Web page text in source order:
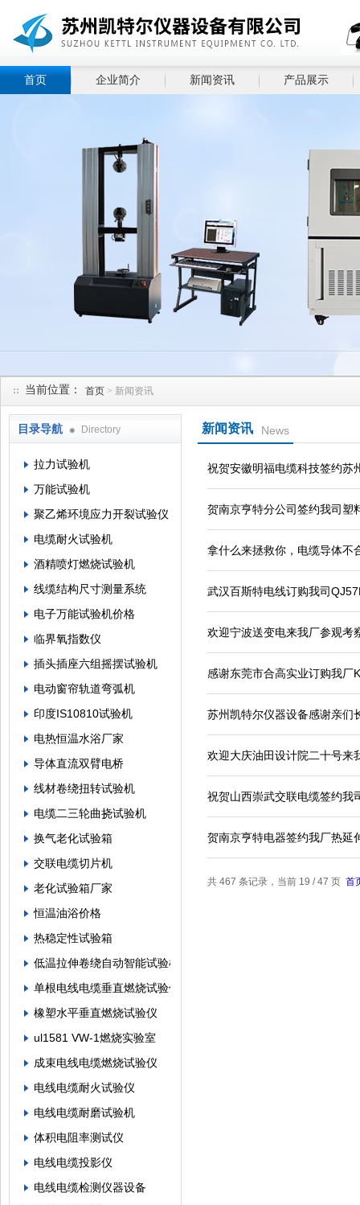
首页 企业简介 新闻资讯 产品展示
当前位置： 首页 > 新闻资讯
目录导航 Directory
拉力试验机
万能试验机
聚乙烯环境应力开裂试验仪
电缆耐火试验机
酒精喷灯燃烧试验机
线缆结构尺寸测量系统
电子万能试验机价格
临界氧指数仪
插头插座六组摇摆试验机
电动窗帘轨道弯弧机
印度IS10810试验机
电热恒温水浴厂家
导体直流双臂电桥
线材卷绕扭转试验机
电缆二三轮曲挠试验机
换气老化试验箱
交联电缆切片机
老化试验箱厂家
恒温油浴价格
热稳定性试验箱
低温拉伸卷绕自动智能试验机
单根电线电缆垂直燃烧试验仪
橡塑水平垂直燃烧试验仪
ul1581 VW-1燃烧实验室
成束电线电缆燃烧试验仪
电线电缆耐火试验仪
电线电缆耐磨试验机
体积电阻率测试仪
电线电缆投影仪
电线电缆检测仪器设备
新闻资讯 News
祝贺安徽明福电缆科技签约苏
贺南京亨特分公司签约我司塑
拿什么来拯救你，电缆导体不
武汉百斯特电线订购我司
欢迎宁波送变电来我厂参观考
感谢东莞市合高实业订购我厂
苏州凯特尔仪器设备感谢亲们
欢迎大庆油田设计院二十号来
祝贺山西崇武交联电缆签约我
贺南京亨特电器签约我厂热延
共 467 条记录，当前 19 / 47 页 首